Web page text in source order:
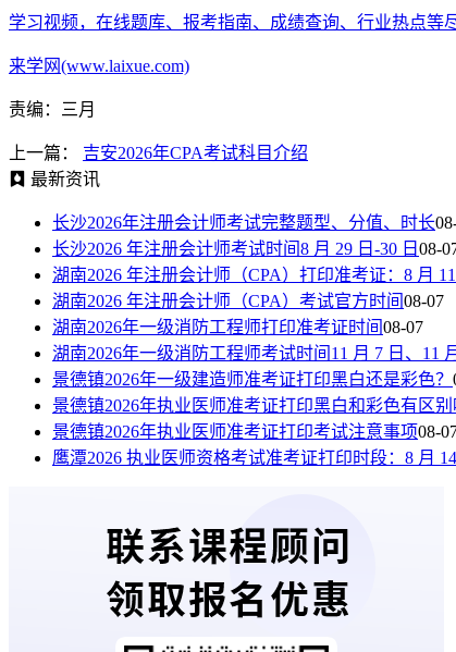
学习视频，在线题库、报考指南、成绩查询、行业热点等
来学网(www.laixue.com)
责编：三月
上一篇：
吉安2026年CPA考试科目介绍
最新资讯
长沙2026年注册会计师考试完整题型、分值、时长
长沙2026 年注册会计师考试时间8 月 29 日-30 日 08-
湖南2026 年注册会计师（CPA）打印准考证：8 月
湖南2026 年注册会计师（CPA）考试官方时间08-07
湖南2026年一级消防工程师打印准考证时间08-07
湖南2026年一级消防工程师考试时间11 月 7 日、11
景德镇2026年一级建造师准考证打印黑白还是彩色？
景德镇2026年执业医师准考证打印黑白和彩色有区别
景德镇2026年执业医师准考证打印考试注意事项08-
鹰潭2026 执业医师资格考试准考证打印时段：8 月